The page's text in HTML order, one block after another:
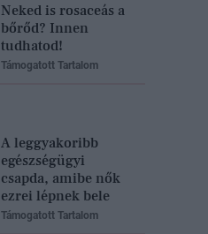
Neked is rosaceás a
bőrőd? Innen
tudhatod!
Támogatott Tartalom
A leggyakoribb
egészségügyi
csapda, amibe nők
ezrei lépnek bele
Támogatott Tartalom